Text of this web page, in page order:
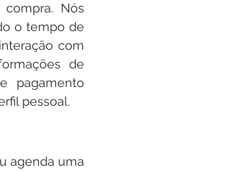
Nós
o tempo de
com
de
pagamento
pessoal.
agenda uma